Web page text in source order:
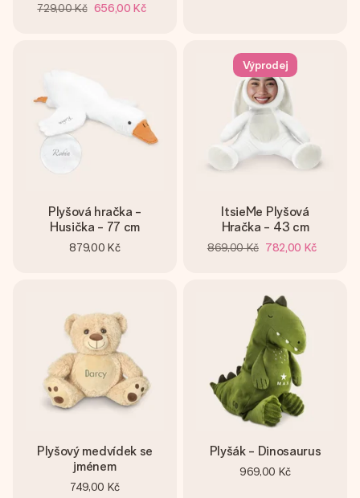
729,00 Kč 656,00 Kč
Plyšová hračka -
Husička - 77 cm
879,00 Kč
Výprodej
ItsieMe Plyšová
Hračka - 43 cm
869,00 Kč 782,00 Kč
Plyšový medvídek se
jménem
749,00 Kč
Plyšák - Dinosaurus
969,00 Kč